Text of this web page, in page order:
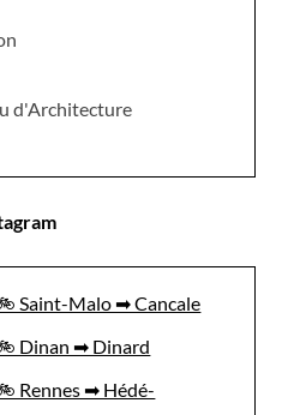
d'Architecture